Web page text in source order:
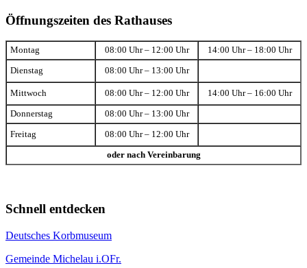
Öffnungszeiten des Rathauses
Montag 08:00 Uhr – 12:00 Uhr 14:00 Uhr – 18:00 Uhr
Dienstag 08:00 Uhr – 13:00 Uhr
Mittwoch 08:00 Uhr – 12:00 Uhr 14:00 Uhr – 16:00 Uhr
Donnerstag 08:00 Uhr – 13:00 Uhr
Freitag 08:00 Uhr – 12:00 Uhr
oder nach Vereinbarung
Schnell entdecken
Deutsches Korbmuseum
Gemeinde Michelau i.OFr.